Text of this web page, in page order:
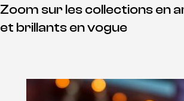
Zoom sur les collections en
et brillants en vogue